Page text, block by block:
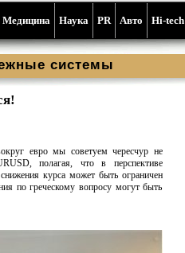
Медицина Наука PR Aвто Hi-tech
системы
евро мы советуем чересчур не
полагая, что в перспективе
курса может быть ограничен
по греческому вопросу могут быть